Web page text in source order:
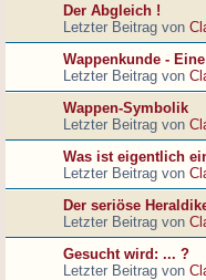
Der Abgleich !
Letzter Beitrag von
Wappenkunde -
Letzter Beitrag von
Wappen-Symbolik
Letzter Beitrag von
Was ist eigentlich
Letzter Beitrag von
Der seriöse
Letzter Beitrag von
Gesucht wird: ... ?
Letzter Beitrag von